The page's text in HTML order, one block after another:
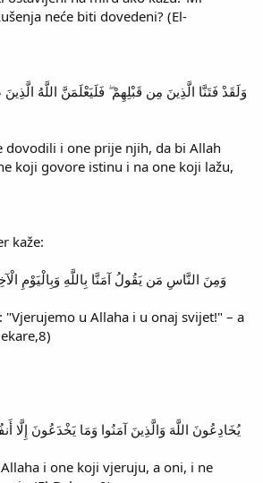
neće biti dovedeni? (El-
وَلَقَدْ فَتَنَّا الَّذِينَ مِن قَبْلِهِمْ ۖ فَلَيَعْلَمَنَّ اللَّهُ
dovodili i one prije njih, da bi Allah
koji govore istinu i na one koji lažu,
kaže:
وَمِنَ النَّاسِ مَن يَقُولُ آمَنَّا بِاللَّهِ وَبِالْيَوْمِ
u Allaha i u onaj svijet!" – a
يُخَادِعُونَ اللَّهَ وَالَّذِينَ آمَنُوا وَمَا يَخْدَعُونَ إِلَّا
i one koji vjeruju, a oni, i ne